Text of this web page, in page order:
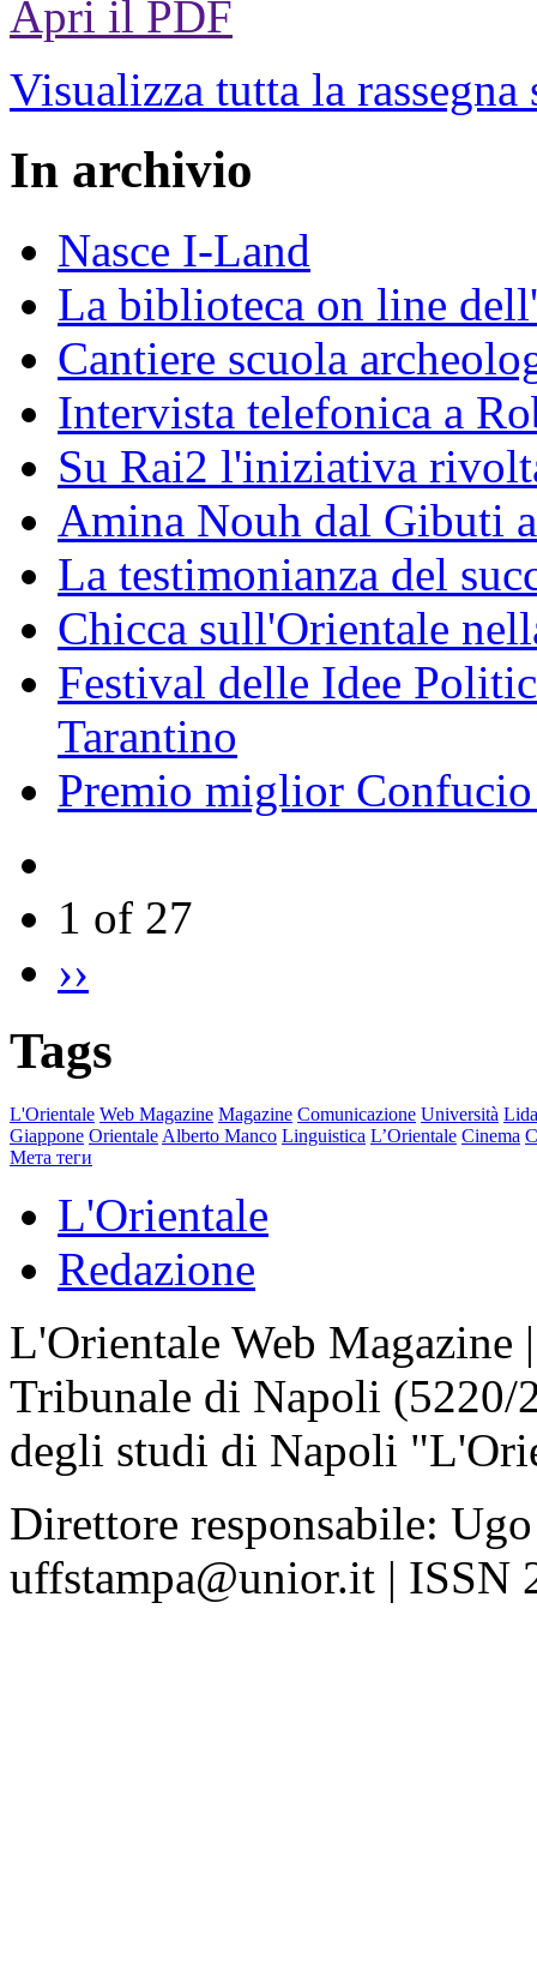
Apri il PDF
Visualizza tutta la rassegna
In archivio
Nasce I-Land
La biblioteca on line
Cantiere scuola
Intervista telefonica a
Su Rai2 l'iniziativa
Amina Nouh dal Gibuti
La testimonianza del
Chicca sull'Orientale
Festival delle Idee
Tarantino
Premio miglior
1 of 27
››
Tags
L'Orientale Web Magazine Magazine Comunicazione Università
Giappone Orientale Alberto Manco Linguistica L’Orientale Cinema
Мета теги
L'Orientale
Redazione
L'Orientale Web Magazine
Tribunale di Napoli
degli studi di Napoli
Direttore responsabile:
uffstampa@unior.it | ISSN